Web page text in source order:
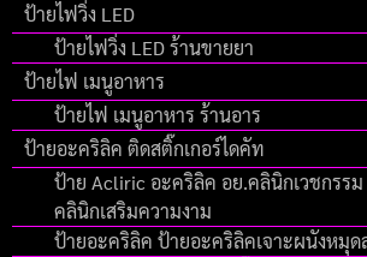
ป้ายไฟวิ่ง LED
ป้ายไฟวิ่ง LED ร้านขายยา
ป้ายไฟ เมนูอาหาร
ป้ายไฟ เมนูอาหาร ร้านอาร
ป้ายอะคริลิค ติดสติ๊กเกอร์ไดคัท
ป้าย Acliric อะคริลิค อย.คลินิกเวชกรร
คลินิกเสริมความงาม
ป้ายอะคริลิค ป้ายอะคริลิคเจาะผนังหมุด